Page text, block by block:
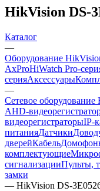
HikVision DS-
Каталог
—
Оборудование
AxProHiWatch Pro-
серияАксессуары
—
Сетевое оборудование
AHD-
видеорегистраторыIP-
питанияДатчики
дверейКабель
комплектующие
сигнализацииПульты,
замки
— HikVision DS-